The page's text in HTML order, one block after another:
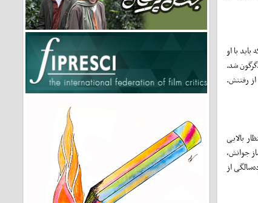
باید با او
دگرگون شد.
رفتنش.
بالایی
جوانش،
از